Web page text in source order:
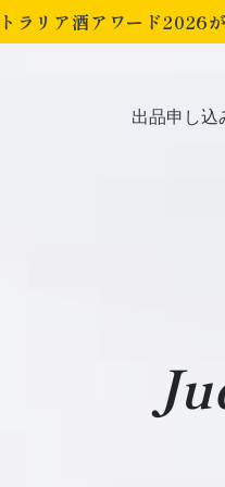
ラリア酒アワード2026が
出品申し込